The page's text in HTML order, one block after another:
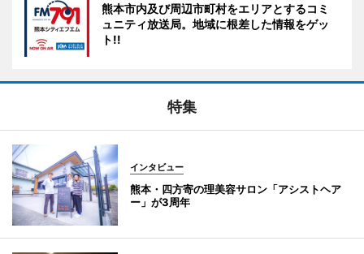
熊本市内及び周辺市町村をエリアとするコミ
ュニティ放送局。地域に根差した情報をゲッ
ト!!
特集
インタビュー
熊本・四方寄の理美容サロン「アシストヘア
ー」が3周年